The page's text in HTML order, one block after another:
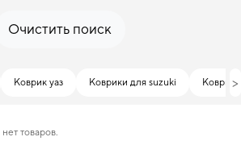
Очистить поиск
Коврик уаз Коврики для suzuki >
товаров.